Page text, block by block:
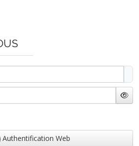
Authentification Web